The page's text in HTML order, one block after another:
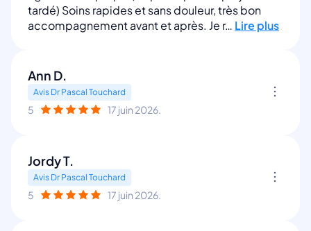
tardé) Soins rapides et sans douleur, très bon
accompagnement avant et après. Je r… Lire plus
Ann D.
Avis Dr Pascal Touchard
5 17 juin 2026.
Jordy T.
Avis Dr Pascal Touchard
5 17 juin 2026.